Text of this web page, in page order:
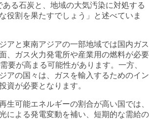
ある石炭と、地域の大気汚染に対処する
役割を果たすでしょう」と述べていま
アと東南アジアの一部地域では国内ガス
、ガス火力発電所や産業用の燃料が必要
要が高まる可能性があります。一方、
アの国々は、ガスを輸入するためのイン
資が必要となります。
生可能エネルギーの割合が高い国では、
による発電変動を補い、短期的な需給の